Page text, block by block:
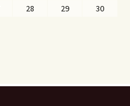
28 29
30